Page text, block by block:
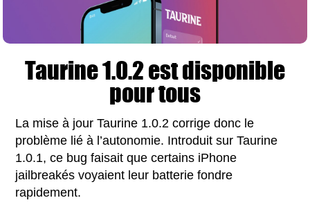
Taurine 1.0.2 est disponible
pour tous
La mise à jour Taurine 1.0.2 corrige donc le
problème lié à l’autonomie. Introduit sur Taurine
1.0.1, ce bug faisait que certains iPhone
jailbreakés voyaient leur batterie fondre
rapidement.